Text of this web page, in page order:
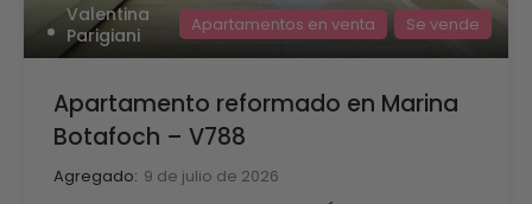
Valentina
Parigiani
Apartamentos en venta Se vende
Apartamento reformado en Marina
Botafoch – V788
Agregado: 9 de julio de 2026